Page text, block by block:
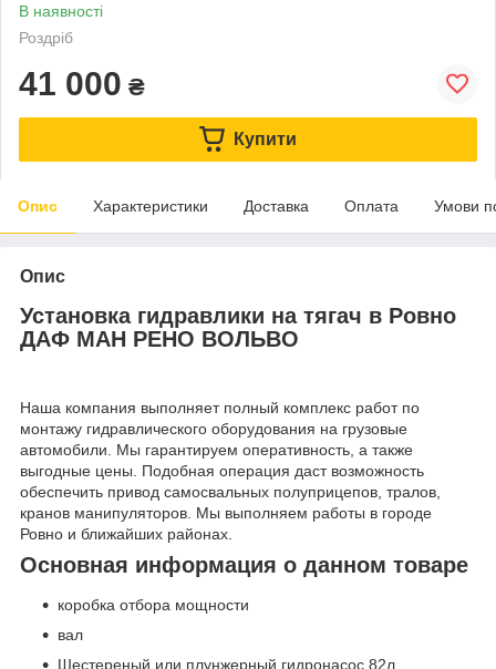
В наявності
Роздріб
41 000 ₴
Купити
Опис Характеристики Доставка Оплата Умови
Опис
Установка гидравлики на тягач в Ровно
ДАФ МАН РЕНО ВОЛЬВО
Наша компания выполняет полный комплекс работ по
монтажу гидравлического оборудования на грузовые
автомобили. Мы гарантируем оперативность, а также
выгодные цены. Подобная операция даст возможность
обеспечить привод самосвальных полуприцепов, тралов,
кранов манипуляторов. Мы выполняем работы в городе
Ровно и ближайших районах.
Основная информация о данном товаре
коробка отбора мощности
вал
Шестереный или плунжерный гидронасос 82л.